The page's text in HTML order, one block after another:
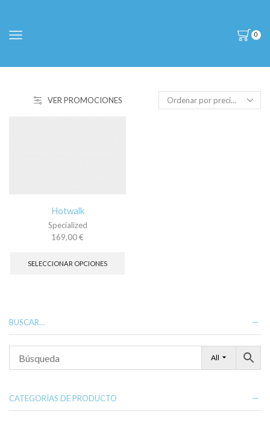
0
VER PROMOCIONES
Hotwalk
Specialized
169,00€
SELECCIONAR OPCIONES
producto
BUSCAR…
All
CATEGORÍAS DE PRODUCTO